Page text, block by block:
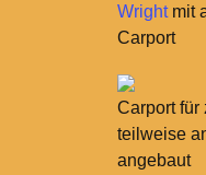
Wrightmit
Carport
Carport für
teilweise
angebaut